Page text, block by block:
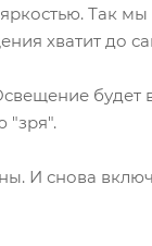
Так
хватит до
будет
"зря".
И снова